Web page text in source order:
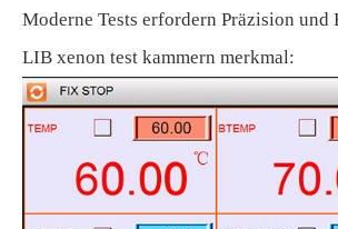
Moderne Tests erfordern Präzision und
LIB xenon test kammern merkmal: